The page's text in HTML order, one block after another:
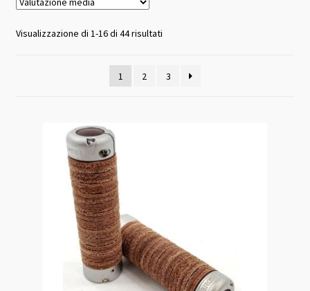
Corso meccanico bici
Visualizzazione di 1-16 di 44 risultatiValutazione
1 2 3